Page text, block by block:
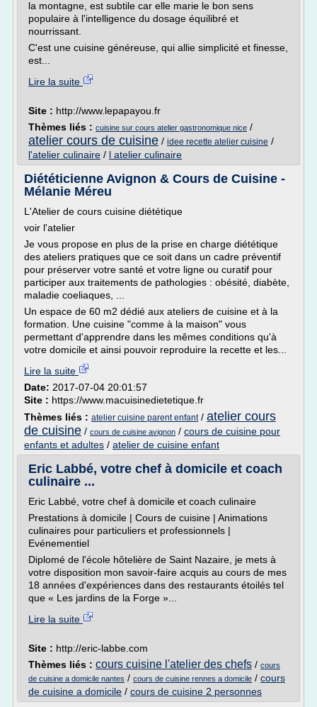
la montagne, est subtile car elle marie le bon sens
populaire à l'intelligence du dosage équilibré et
nourrissant.
C'est une cuisine généreuse, qui allie simplicité et finesse,
est...
Lire la suite
Site : http://www.lepapayou.fr
Thèmes liés : cuisine sur cours atelier gastronomique nice /
atelier cours de cuisine / idee recette atelier cuisine /
l'atelier culinaire / l atelier culinaire
Diététicienne Avignon & Cours de Cuisine -
Mélanie Méreu
L'Atelier de cours cuisine diététique
voir l'atelier
Je vous propose en plus de la prise en charge diététique
des ateliers pratiques que ce soit dans un cadre préventif
pour préserver votre santé et votre ligne ou curatif pour
participer aux traitements de pathologies : obésité, diabète,
maladie coeliaques, ...
Un espace de 60 m2 dédié aux ateliers de cuisine et à la
formation. Une cuisine "comme à la maison" vous
permettant d'apprendre dans les mêmes conditions qu'à
votre domicile et ainsi pouvoir reproduire la recette et les...
Lire la suite
Date: 2017-07-04 20:01:57
Site : https://www.macuisinedietetique.fr
Thèmes liés : atelier cuisine parent enfant/ atelier cours
de cuisine / cours de cuisine avignon / cours de cuisine pour
enfants et adultes / atelier de cuisine enfant
Eric Labbé, votre chef à domicile et coach
culinaire ...
Eric Labbé, votre chef à domicile et coach culinaire
Prestations à domicile | Cours de cuisine | Animations
culinaires pour particuliers et professionnels |
Evénementiel
Diplomé de l'école hôtelière de Saint Nazaire, je mets à
votre disposition mon savoir-faire acquis au cours de mes
18 années d'expériences dans des restaurants étoilés tel
que « Les jardins de la Forge »...
Lire la suite
Site : http://eric-labbe.com
Thèmes liés : cours cuisine l'atelier des chefs / cours
de cuisine a domicile nantes / cours de cuisine rennes a domicile / cours
de cuisine a domicile / cours de cuisine 2 personnes